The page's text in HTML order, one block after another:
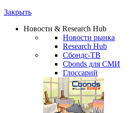
Закрыть
Новости & Research Hub
Новости рынка
Research Hub
Сбондс-ТВ
Cbonds для СМИ
Глоссарий